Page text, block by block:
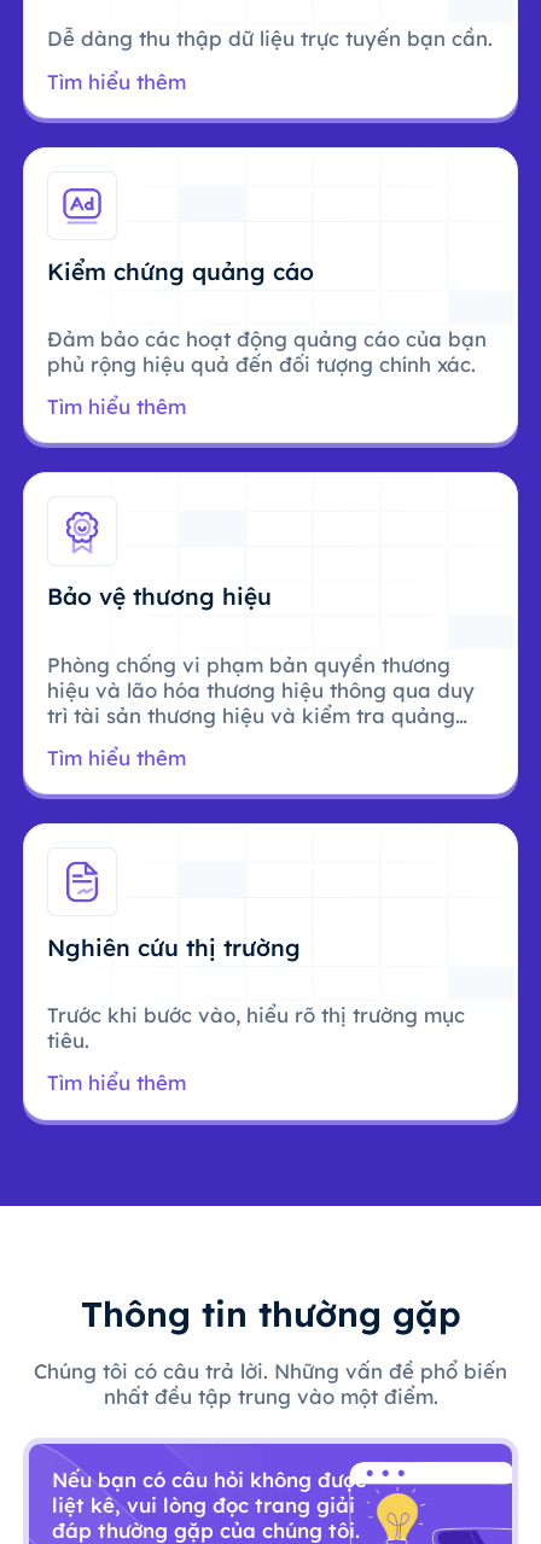
Dễ dàng thu thập dữ liệu trực tuyến bạn cần.
Tìm hiểu thêm
Kiểm chứng quảng cáo
Đảm bảo các hoạt động quảng cáo của bạn
phủ rộng hiệu quả đến đối tượng chính xác.
Tìm hiểu thêm
Bảo vệ thương hiệu
Phòng chống vi phạm bản quyền thương
hiệu và lão hóa thương hiệu thông qua duy
trì tài sản thương hiệu và kiểm tra quảng
Tìm hiểu thêm
Nghiên cứu thị trường
Trước khi bước vào, hiểu rõ thị trường mục
tiêu.
Tìm hiểu thêm
Thông tin thường gặp
Chúng tôi có câu trả lời. Những vấn đề phổ biến
nhất đều tập trung vào một điểm.
Nếu bạn có câu hỏi không được
liệt kê, vui lòng đọc trang giải
đáp thường gặp của chúng tôi.